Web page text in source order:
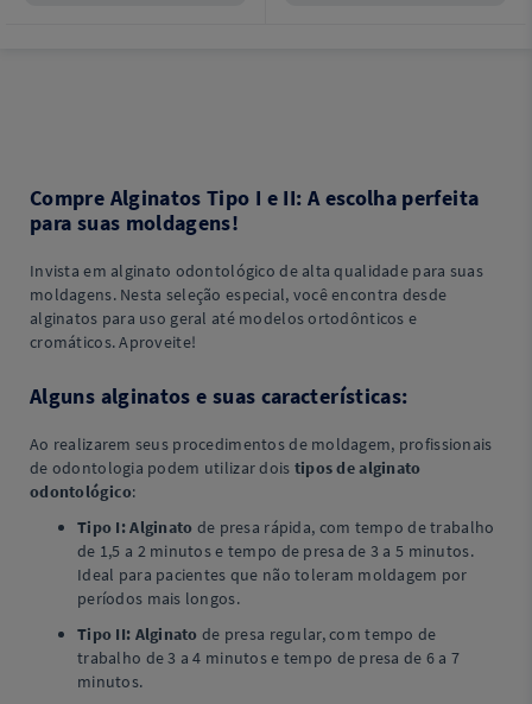
Compre Alginatos Tipo I e II: A escolha perfeita
para suas moldagens!
Invista em alginato odontológico de alta qualidade para suas
moldagens. Nesta seleção especial, você encontra desde
alginatos para uso geral até modelos ortodônticos e
cromáticos. Aproveite!
Alguns alginatos e suas características:
Ao realizarem seus procedimentos de moldagem, profissionais
de odontologia podem utilizar dois tipos de alginato
odontológico:
Tipo I:Alginato de presa rápida, com tempo de trabalho
de 1,5 a 2 minutos e tempo de presa de 3 a 5 minutos.
Ideal para pacientes que não toleram moldagem por
períodos mais longos.
Tipo II: Alginato de presa regular, com tempo de
trabalho de 3 a 4 minutos e tempo de presa de 6 a 7
minutos.